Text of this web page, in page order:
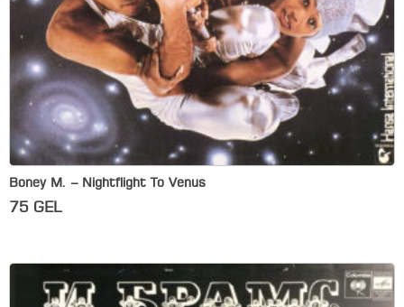
Boney M. – Nightflight To Venus
75 GEL